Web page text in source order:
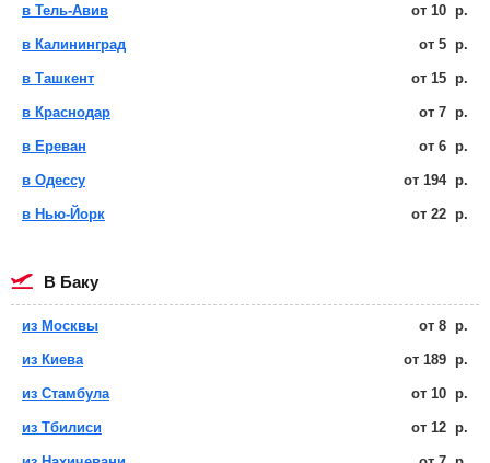
в Тель-Авив от 10 р.
в Калининград от 5 р.
в Ташкент от 15 р.
в Краснодар от 7 р.
в Ереван от 6 р.
в Одессу от 194 р.
в Нью-Йорк от 22 р.
в Баку
из Москвы от 8 р.
из Киева от 189 р.
из Стамбула от 10 р.
из Тбилиси от 12 р.